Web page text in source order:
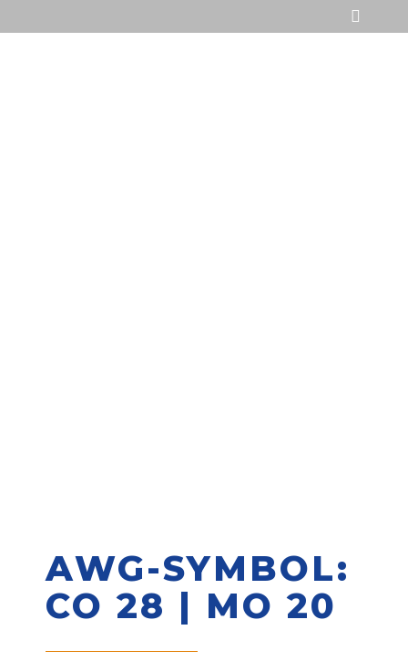
AWG-SYMBOL:
CO 28 | MO 20